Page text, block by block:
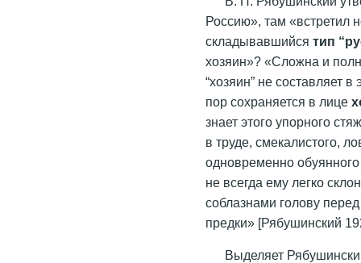
Россию», там «встретил
складывавшийсятип
хозяин»? «Сложна и
“хозяин” не составляет
пор сохраняется в лице
знает этого упорного
в труде, смекалистого,
одновременно
не всегда ему легко
соблазнами голову
предки» [Рябушинский
Выделяет